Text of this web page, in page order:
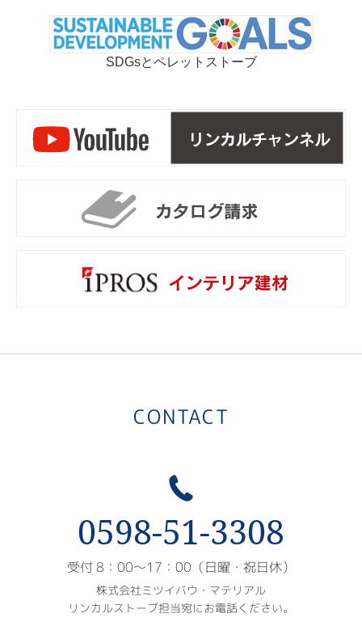
SDGsとペレットストーブ
CONTACT
0598-51-3308
受付 8：00〜17：00（日曜・祝日休）
株式会社ミツイバウ・マテリアル
リンカルストーブ担当宛にお電話ください。